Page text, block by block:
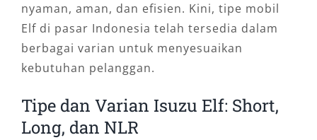
nyaman, aman, dan efisien. Kini, tipe mobil
Elf di pasar Indonesia telah tersedia dalam
berbagai varian untuk menyesuaikan
kebutuhan pelanggan.
Tipe dan Varian Isuzu Elf: Short,
Long, dan NLR